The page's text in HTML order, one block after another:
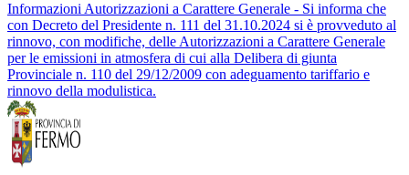
Informazioni Autorizzazioni a Carattere Generale - Si informa che
con Decreto del Presidente n. 111 del 31.10.2024 si è provveduto al
rinnovo, con modifiche, delle Autorizzazioni a Carattere Generale
per le emissioni in atmosfera di cui alla Delibera di giunta
Provinciale n. 110 del 29/12/2009 con adeguamento tariffario e
rinnovo della modulistica.